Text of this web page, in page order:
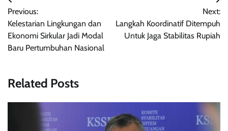
pos
Previous:
Kelestarian Lingkungan dan
Ekonomi Sirkular Jadi Modal
Baru Pertumbuhan Nasional
Next:
Langkah Koordinatif Ditempuh
Untuk Jaga Stabilitas Rupiah
Related Posts